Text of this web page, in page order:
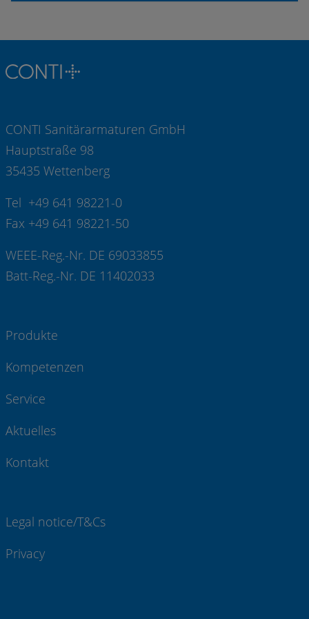
CONTI Sanitärarmaturen GmbH
Hauptstraße 98
35435 Wettenberg
Tel +49 641 98221-0
Fax +49 641 98221-50
WEEE-Reg.-Nr. DE 69033855
Batt-Reg.-Nr. DE 11402033
Produkte
Kompetenzen
Service
Aktuelles
Kontakt
Legal notice/T&Cs
Privacy